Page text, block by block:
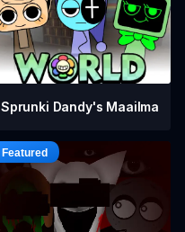
Sprunki Dandy's Maailma